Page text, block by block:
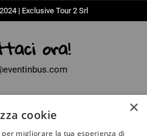
| Exclusive Tour 2 Srl
ora!
01371040450
×
cookie
migliorare la tua esperienza di